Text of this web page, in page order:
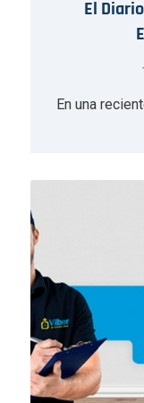
El
En una